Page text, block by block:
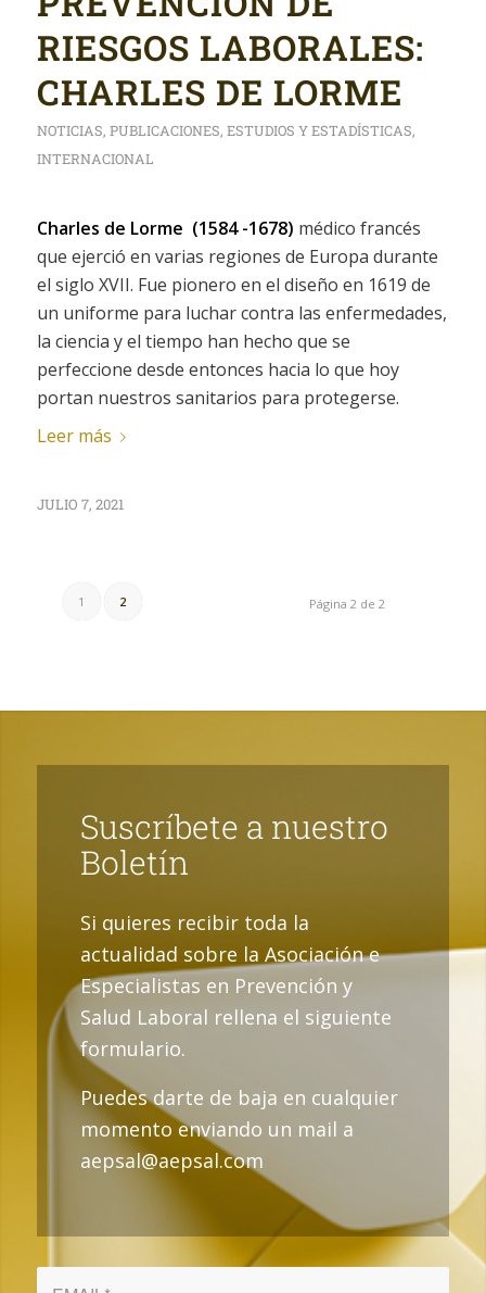
RIESGOS LABORALES:
CHARLES DE LORME
NOTICIAS, PUBLICACIONES, ESTUDIOS Y ESTADÍSTICAS,
INTERNACIONAL
Charles de Lorme (1584 -1678) médico francés
que ejerció en varias regiones de Europa durante
el siglo XVII. Fue pionero en el diseño en 1619 de
un uniforme para luchar contra las enfermedades,
la ciencia y el tiempo han hecho que se
perfeccione desde entonces hacia lo que hoy
portan nuestros sanitarios para protegerse.
Leer más
JULIO 7, 2021
Página 2 de 2
1 2
Suscríbete a nuestro
Boletín
Si quieres recibir toda la
actualidad sobre la Asociación e
Especialistas en Prevención y
Salud Laboral rellena el siguiente
formulario.
Puedes darte de baja en cualquier
momento enviando un mail a
aepsal@aepsal.com